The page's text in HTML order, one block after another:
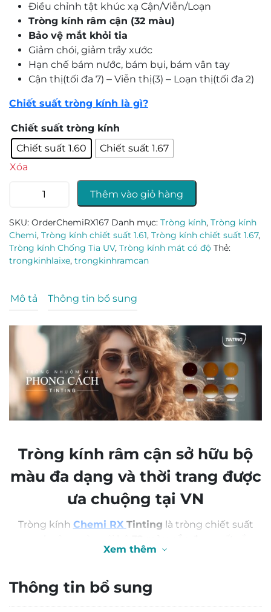
2.500.000
Điều chỉnh tật khúc xạ Cận/Viễn/Loạn
Tròng kính râm cận (32 màu)
Bảo vệ mắt khỏi tia
Giảm chói, giảm trầy xước
Hạn chế bám nước, bám bụi, bám vân tay
Cận thị(tối đa 7) – Viễn thị(3) – Loạn thị(tối đa 2)
Chiết suất tròng kính là gì?
Chiết suất tròng kính
Chiết suất 1.60
Chiết suất 1.67
Xóa
RX
Tinting
lượng
Thêm vào giỏ hàng
SKU: OrderChemiRX167 Danh mục: Tròng kính, Tròng kính
Chemi, Tròng kính chiết suất 1.61, Tròng kính chiết suất 1.67,
Tròng kính Chống Tia UV, Tròng kính mát có độ Thẻ:
trongkinhlaixe, trongkinhramcan
Mô tả Thông tin bổ sung
Tròng kính râm cận sở hữu bộ
màu đa dạng và thời trang được
ưa chuộng tại VN
Tròng kính Chemi RX Tinting là tròng chiết suất
Bạn là ngườithường xuyên di chuyển
hay cónhững buổi du lịchthú vị và đượctận
Xem thêm
Thông tin bổ sung